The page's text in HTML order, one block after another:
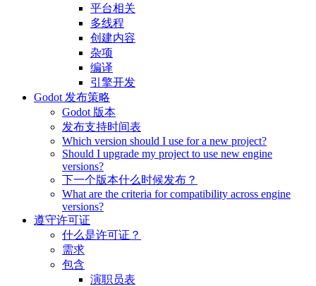
平台相关
多线程
创建内容
杂项
编译
引擎开发
Godot 发布策略
Godot 版本
发布支持时间表
Which version should I use for a new project?
Should I upgrade my project to use new engine
versions?
下一个版本什么时候发布？
What are the criteria for compatibility across engine
versions?
遵守许可证
什么是许可证？
需求
包含
演职员表